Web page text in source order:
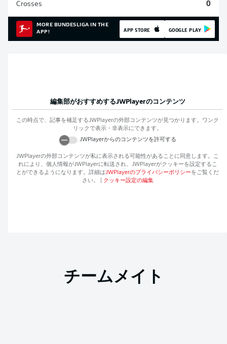
Crosses 0
MORE BUNDESLIGA IN THE
APP!
APP STORE GOOGLE PLAY
編集部がおすすめするJWPlayerのコンテンツ
この時点で、記事を補足するJWPlayerの外部コンテンツが見つかります。ワンク
リックで表示・非表示にできます。
JWPlayerからのコンテンツを許可する
JWPlayerの外部コンテンツが私に表示される可能性があることに同意します。こ
れにより、個人情報がJWPlayerに転送され、 JWPlayerがクッキーを設定するこ
とができるようになります。詳細はJWPlayerのプライバシーポリシーをご覧くだ
さい。
クッキー設定の編集
チームメイト